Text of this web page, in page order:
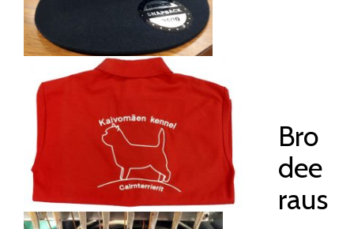
Bro
dee
raus